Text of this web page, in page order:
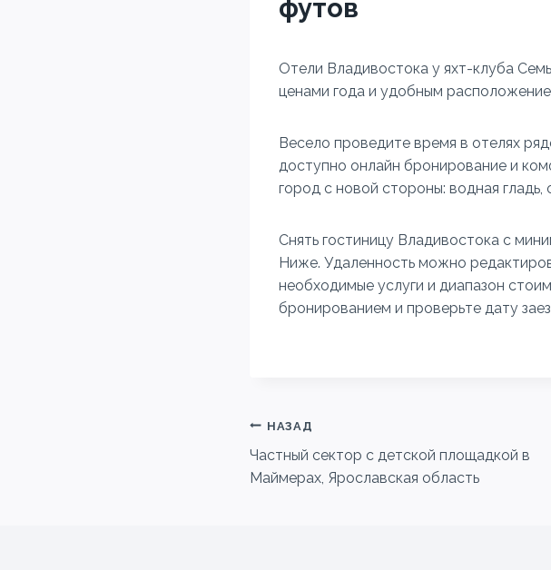
футов
Отели Владивостока у яхт-клуба
ценами года и удобным
Весело проведите время в отелях
доступно онлайн бронирование и
город с новой стороны: водная
Снять гостиницу Владивостока с
Ниже. Удаленность можно
необходимые услуги и диапазон
бронированием и проверьте дату
Навигация
по
НАЗАД
Частный сектор с детской площадкой в
Маймерах, Ярославская область